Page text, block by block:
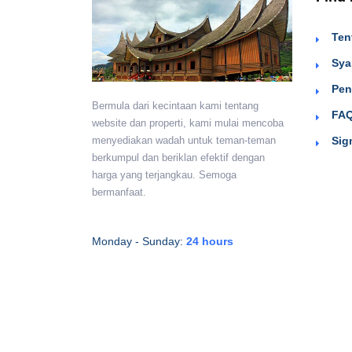
Bermula dari kecintaan kami tentang
website dan properti, kami mulai mencoba
menyediakan wadah untuk teman-teman
berkumpul dan beriklan efektif dengan
harga yang terjangkau. Semoga
bermanfaat.
Monday - Sunday: 24 hours